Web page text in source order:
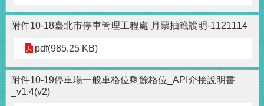
附件10-18臺北市停車管理工程處 月票抽籤說明-1121114
pdf(985.25 KB)
附件10-19停車場一般車格位剩餘格位_API介接說明書
_v1.4(v2)